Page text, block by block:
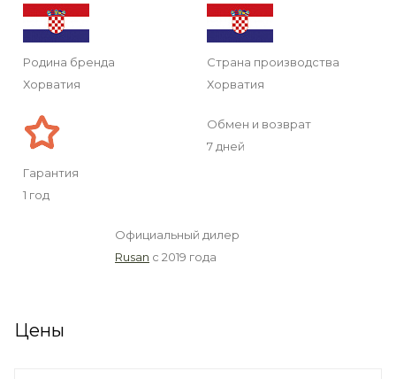
Родина бренда
Хорватия
Страна производства
Хорватия
Гарантия
1 год
Обмен и возврат
7 дней
Официальный дилер
Rusan с 2019 года
Цены